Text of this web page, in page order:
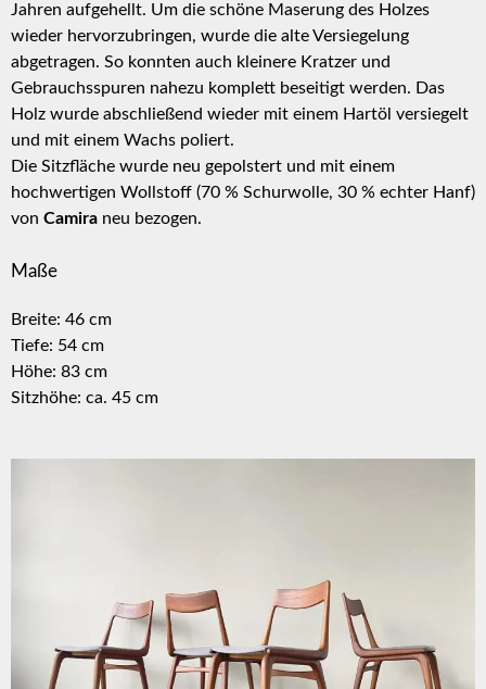
Jahren aufgehellt. Um die schöne Maserung des Holzes
wieder hervorzubringen, wurde die alte Versiegelung
abgetragen. So konnten auch kleinere Kratzer und
Gebrauchsspuren nahezu komplett beseitigt werden. Das
Holz wurde abschließend wieder mit einem Hartöl versiegelt
und mit einem Wachs poliert.
Die Sitzfläche wurde neu gepolstert und mit einem
hochwertigen Wollstoff (70 % Schurwolle, 30 % echter Hanf)
von Camira neu bezogen.
Maße
Breite: 46 cm
Tiefe: 54 cm
Höhe: 83 cm
Sitzhöhe: ca. 45 cm